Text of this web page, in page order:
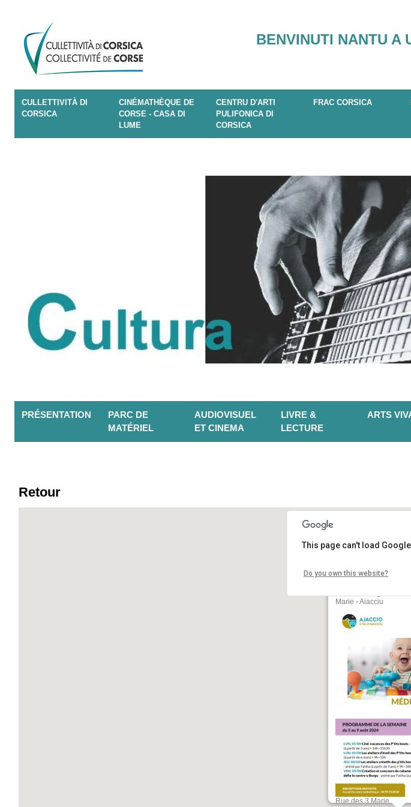
BENVINUTI NANTU A
CULLETTIVITÀ DI
CORSICA
CINÉMATHÈQUE DE
CORSE - CASA DI
LUME
CENTRU D'ARTI
PULIFONICA DI
CORSICA
FRAC CORSICA
PRÉSENTATION
PARC DE
MATÉRIEL
AUDIOVISUEL
ET CINEMA
LIVRE &
LECTURE
ARTS
Retour
Création et concours
médiathèque des 3
Marie - Aiacciu
Rue des 3 Marie
This page can't load
Do you own this website?